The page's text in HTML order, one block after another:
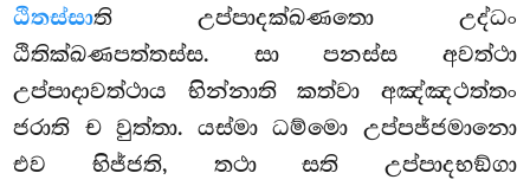
ඨිතස්සාති උප්පාදක්ඛණතො උද්ධං
ඨිතික්ඛණපත්තස්ස. සා පනස්ස අවත්ථා
උප්පාදාවත්ථාය භින්නාති කත්වා අඤ්ඤථත්තං
ජරාති ච වුත්තා. යස්මා ධම්මො උප්පජ්ජමානො
එව භිජ්ජති, තථා සති උප්පාදභඞ්ගා